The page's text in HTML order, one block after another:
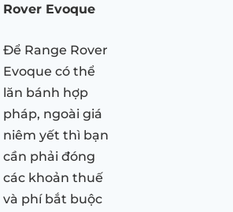
Rover Evoque
Để Range Rover
Evoque có thể
lăn bánh hợp
pháp, ngoài giá
niêm yết thì bạn
cần phải đóng
các khoản thuế
và phí bắt buộc